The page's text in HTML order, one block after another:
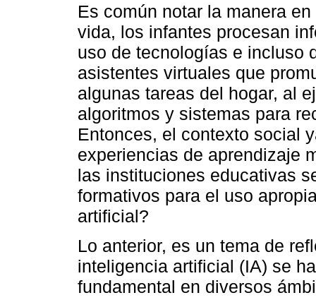
Es común notar la manera
vida, los infantes procesan
uso de tecnologías e incluso
asistentes virtuales que
algunas tareas del hogar, al
algoritmos y sistemas para
Entonces, el contexto social
experiencias de aprendizaje
las instituciones educativas
formativos para el uso
artificial?
Lo anterior, es un tema de
inteligencia artificial (IA) se
fundamental en diversos